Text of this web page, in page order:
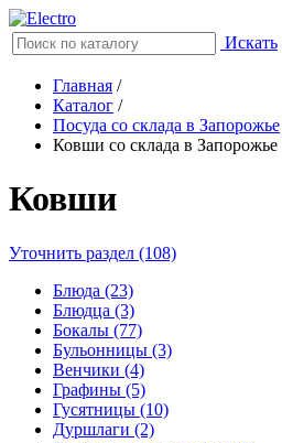
Искать
Главная /
Каталог /
Посуда со склада в Запорожье
Ковши со склада в Запорожье
Ковши
Уточнить раздел (108)
Блюда (23)
Блюдца (3)
Бокалы (77)
Бульонницы (3)
Венчики (4)
Графины (5)
Гусятницы (10)
Дуршлаги (2)